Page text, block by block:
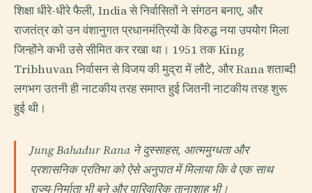
शिक्षा धीरे-धीरे फैली, India से निर्वासितों ने संगठन बनाए, और
राजतंत्र को उन वंशानुगत प्रधानमंत्रियों के विरुद्ध नया उपयोग मिला
जिन्होंने कभी उसे सीमित कर रखा था। 1951 तक King
Tribhuvan निर्वासन से विजय की मुद्रा में लौटे, और Rana शताब्दी
लगभग उतनी ही नाटकीय तरह समाप्त हुई जितनी नाटकीय तरह शुरू
हुई थी।
Jung Bahadur Rana ने दुस्साहस, आत्ममुग्धता और
प्रशासनिक प्रतिभा को ऐसे अनुपात में मिलाया कि वे एक साथ
राज्य-निर्माता भी बने और पारिवारिक तानाशाह भी।